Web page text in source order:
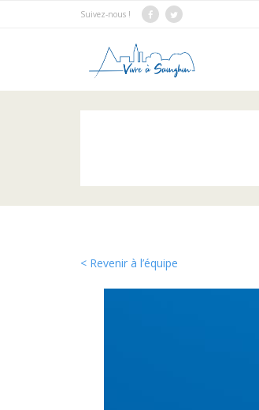
Suivez-nous !
< Revenir à l’équipe